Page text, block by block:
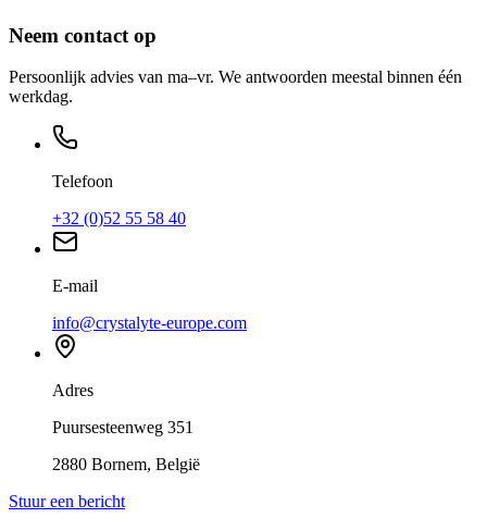
Neem contact op
Persoonlijk advies van ma–vr. We antwoorden meestal binnen één
werkdag.
Telefoon
+32 (0)52 55 58 40
E-mail
info@crystalyte-europe.com
Adres
Puursesteenweg 351
2880 Bornem, België
Stuur een bericht